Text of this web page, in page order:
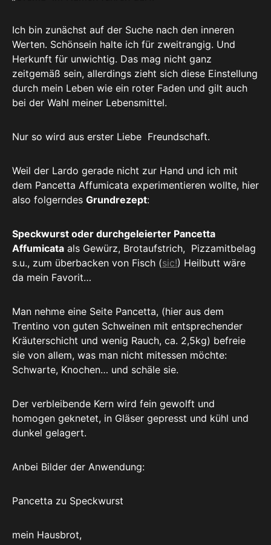
Ich bin zunächst auf der Suche nach den inneren
Werten. Schönsein halte ich für zweitrangig. Und
Herkunft für unwichtig. Das mag nicht ganz
zeitgemäß sein, allerdings zieht sich diese Einstellung
durch mein Leben wie ein roter Faden und gilt auch
bei der Wahl meiner Lebensmittel.
Nur so wird aus erster Liebe Freundschaft.
Weil der Lardo gerade nicht zur Hand und ich mit
dem Pancetta Affumicata experimentieren wollte, hier
also folgerndes Grundrezept:
Speckwurst oder durchgeleierter Pancetta
Affumicata als Gewürz, Brotaufstrich, Pizzamitbelag
s.u., zum überbacken von Fisch (sic!) Heilbutt wäre
da mein Favorit…
Man nehme eine Seite Pancetta, (hier aus dem
Trentino von guten Schweinen mit entsprechender
Kräuterschicht und wenig Rauch, ca. 2,5kg) befreie
sie von allem, was man nicht mitessen möchte:
Schwarte, Knochen… und schäle sie.
Der verbleibende Kern wird fein gewolft und
homogen geknetet, in Gläser gepresst und kühl und
dunkel gelagert.
Anbei Bilder der Anwendung:
Pancetta zu Speckwurst
mein Hausbrot,